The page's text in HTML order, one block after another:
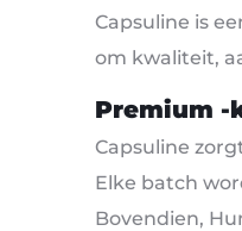
Capsuline is
om kwaliteit,
Premium
Capsuline
Elke batch
Bovendien,